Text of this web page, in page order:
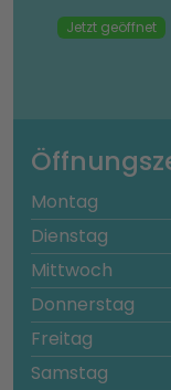
Jetzt geöffnet
Montag
Dienstag
Mittwoch
Donnerstag
Freitag
Samstag